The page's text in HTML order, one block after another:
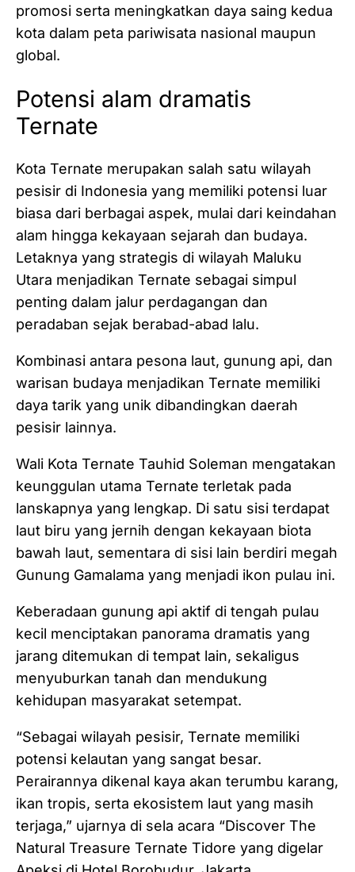
promosi serta meningkatkan daya saing kedua
kota dalam peta pariwisata nasional maupun
global.
Potensi alam dramatis
Ternate
Kota Ternate merupakan salah satu wilayah
pesisir di Indonesia yang memiliki potensi luar
biasa dari berbagai aspek, mulai dari keindahan
alam hingga kekayaan sejarah dan budaya.
Letaknya yang strategis di wilayah Maluku
Utara menjadikan Ternate sebagai simpul
penting dalam jalur perdagangan dan
peradaban sejak berabad-abad lalu.
Kombinasi antara pesona laut, gunung api, dan
warisan budaya menjadikan Ternate memiliki
daya tarik yang unik dibandingkan daerah
pesisir lainnya.
Wali Kota Ternate Tauhid Soleman mengatakan
keunggulan utama Ternate terletak pada
lanskapnya yang lengkap. Di satu sisi terdapat
laut biru yang jernih dengan kekayaan biota
bawah laut, sementara di sisi lain berdiri megah
Gunung Gamalama yang menjadi ikon pulau ini.
Keberadaan gunung api aktif di tengah pulau
kecil menciptakan panorama dramatis yang
jarang ditemukan di tempat lain, sekaligus
menyuburkan tanah dan mendukung
kehidupan masyarakat setempat.
“Sebagai wilayah pesisir, Ternate memiliki
potensi kelautan yang sangat besar.
Perairannya dikenal kaya akan terumbu karang,
ikan tropis, serta ekosistem laut yang masih
terjaga,” ujarnya di sela acara “Discover The
Natural Treasure Ternate Tidore yang digelar